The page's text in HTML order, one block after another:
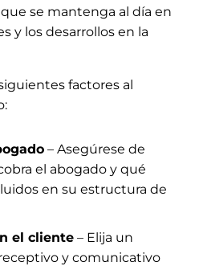
se mantenga al día en
y los desarrollos en la
factores al
– Asegúrese de
el abogado y qué
en su estructura de
el cliente – Elija un
y comunicativo